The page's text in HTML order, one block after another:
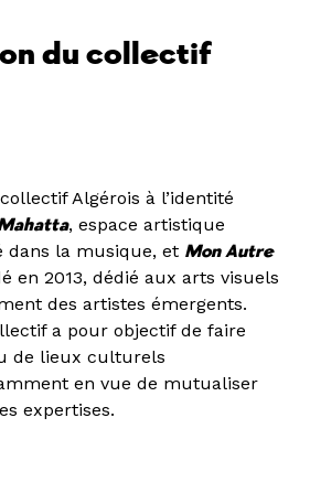
du collectif
Algérois à l’identité
, espace artistique
dans la musique, et Mon Autre
en 2013, dédié aux arts visuels
des artistes émergents.
a pour objectif de faire
de lieux culturels
en vue de mutualiser
expertises.